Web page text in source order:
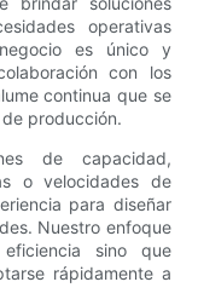
operativas
es único y
con los
continua que se
producción.
de capacidad,
o velocidades de
para diseñar
Nuestro enfoque
sino que
rápidamente a